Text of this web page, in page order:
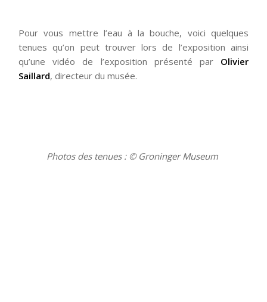
Pour vous mettre l’eau à la bouche, voici quelques
tenues qu’on peut trouver lors de l’exposition ainsi
qu’une vidéo de l’exposition présenté par Olivier
Saillard, directeur du musée.
Photos des tenues : © Groninger Museum